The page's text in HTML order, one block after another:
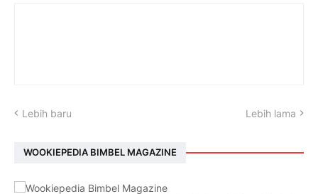
Lebih baru Lebih lama
WOOKIEPEDIA BIMBEL MAGAZINE